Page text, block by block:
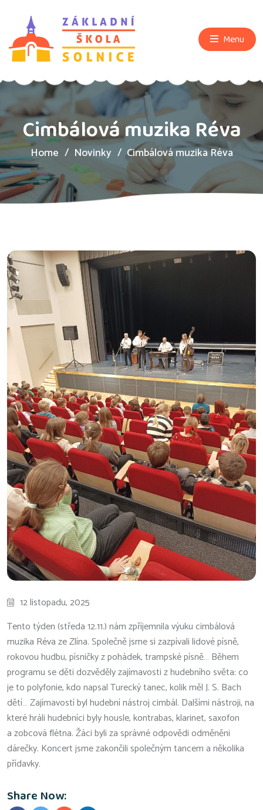
Menu
Cimbálová muzika Réva
Home Novinky Cimbálová muzika Réva
12 listopadu, 2025
Tento týden (středa 12.11.) nám zpříjemnila výuku cimbálová
muzika Réva ze Zlína. Společně jsme si zazpívali lidové písně,
rokovou hudbu, písničky z pohádek, trampské písně… Během
programu se děti dozvěděly zajímavosti z hudebního světa: co
je to polyfonie, kdo napsal Turecký tanec, kolik měl J. S. Bach
dětí… Zajímavostí byl hudební nástroj cimbál. Dalšími nástroji, na
které hráli hudebníci byly housle, kontrabas, klarinet, saxofon
a zobcová flétna. Žáci byli za správné odpovědi odměněni
dárečky. Koncert jsme zakončili společným tancem a několika
přídavky.
Share Now: